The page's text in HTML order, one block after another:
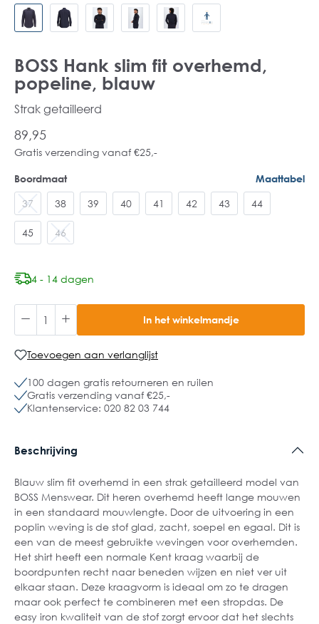
BOSS Hank slim fit overhemd,
popeline, blauw
Strak getailleerd
89,95
Gratis verzending vanaf €25,-
Boordmaat Maattabel
37 38 39 40 41 42 43 44
45 46
4 - 14 dagen
In het winkelmandje
Toevoegen aan verlanglijst
100 dagen gratis retourneren en ruilen
Gratis verzending vanaf €25,-
Klantenservice: 020 82 03 744
Beschrijving
Blauw slim fit overhemd in een strak getailleerd model van
BOSS Menswear. Dit heren overhemd heeft lange mouwen
in een standaard mouwlengte. Door de uitvoering in een
poplin weving is de stof glad, zacht, soepel en egaal. Dit is
een van de meest gebruikte wevingen voor overhemden.
Het shirt heeft een normale Kent kraag waarbij de
boordpunten recht naar beneden wijzen en niet ver uit
elkaar staan. Deze kraagvorm is ideaal om zo te dragen
maar ook perfect te combineren met een stropdas. De
easy iron kwaliteit van de stof zorgt ervoor dat het slechts